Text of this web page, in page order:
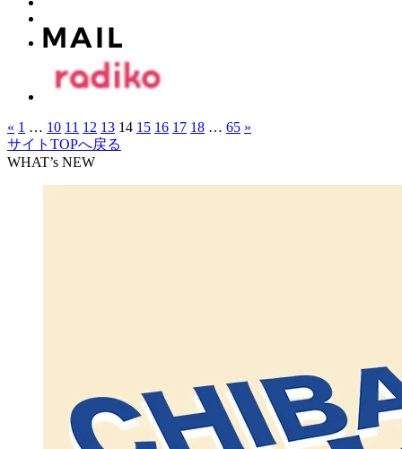
« 1 … 10 11 12 13 14 15 16 17 18 … 65 »
サイトTOPへ戻る
WHAT’s NEW